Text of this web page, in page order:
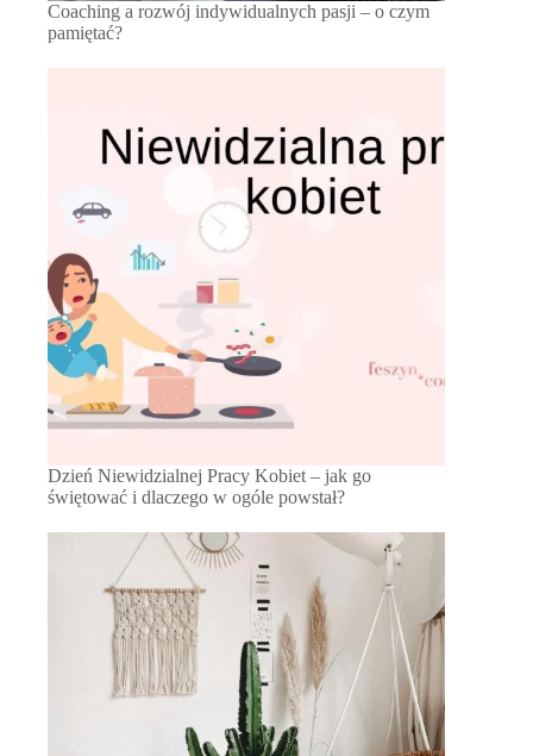
Coaching a rozwój indywidualnych pasji – o czym
pamiętać?
Dzień Niewidzialnej Pracy Kobiet – jak go
świętować i dlaczego w ogóle powstał?